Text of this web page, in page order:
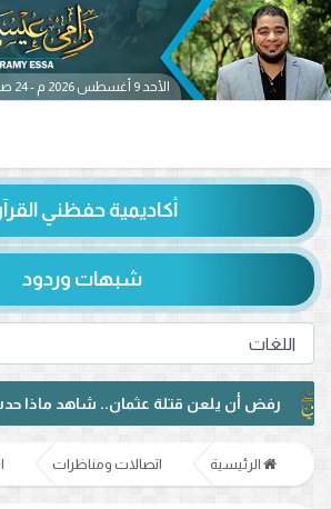
الأحد 9 أغسطس 2026 م - 24 صفر 1448 هـ
أكاديمية حفظني
شبهات وردود
يلعن قتلة عثمان.. شاهد ماذا حدث بين
الرئيسية اتصالات ومناظرات